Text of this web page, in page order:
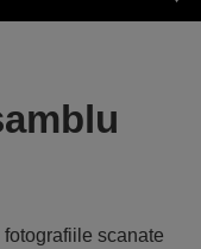
scanate